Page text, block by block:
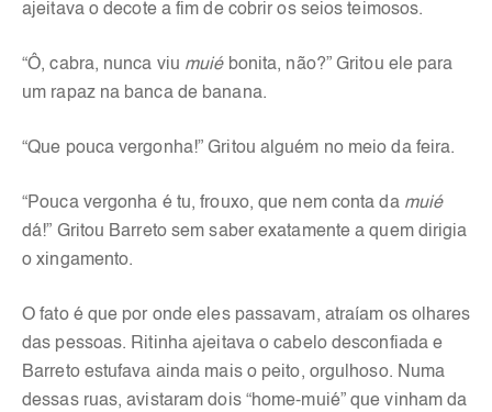
ajeitava o decote a fim de cobrir os seios teimosos.
“Ô, cabra, nunca viu muié bonita, não?” Gritou ele para
um rapaz na banca de banana.
“Que pouca vergonha!” Gritou alguém no meio da feira.
“Pouca vergonha é tu, frouxo, que nem conta da muié
dá!” Gritou Barreto sem saber exatamente a quem dirigia
o xingamento.
O fato é que por onde eles passavam, atraíam os olhares
das pessoas. Ritinha ajeitava o cabelo desconfiada e
Barreto estufava ainda mais o peito, orgulhoso. Numa
dessas ruas, avistaram dois “home-muié” que vinham da